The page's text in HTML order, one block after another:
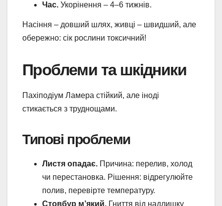
Час. Укорінення – 4–6 тижнів.
Насіння – довший шлях, живці – швидший, але
обережно: сік рослини токсичний!
Проблеми та шкідники
Пахіподіум Ламера стійкий, але іноді
стикається з труднощами.
Типові проблеми
Листя опадає. Причина: перелив, холод
чи перестановка. Рішення: відрегулюйте
полив, перевірте температуру.
Стовбур м’який. Гниття від надлишку